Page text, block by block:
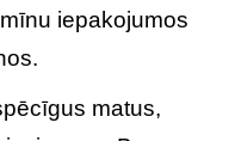
iepakojumos
matus,